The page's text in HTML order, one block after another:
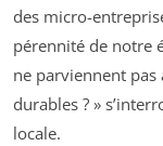
des micro-
pérennité de notre
ne parviennent
durables ? »
locale.